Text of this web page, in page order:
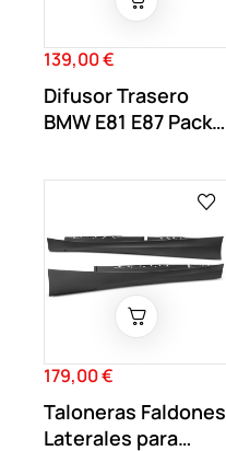
Precio
139,00 €
Difusor Trasero
BMW E81 E87 Pack
Precio
179,00 €
Taloneras Faldones
Laterales para